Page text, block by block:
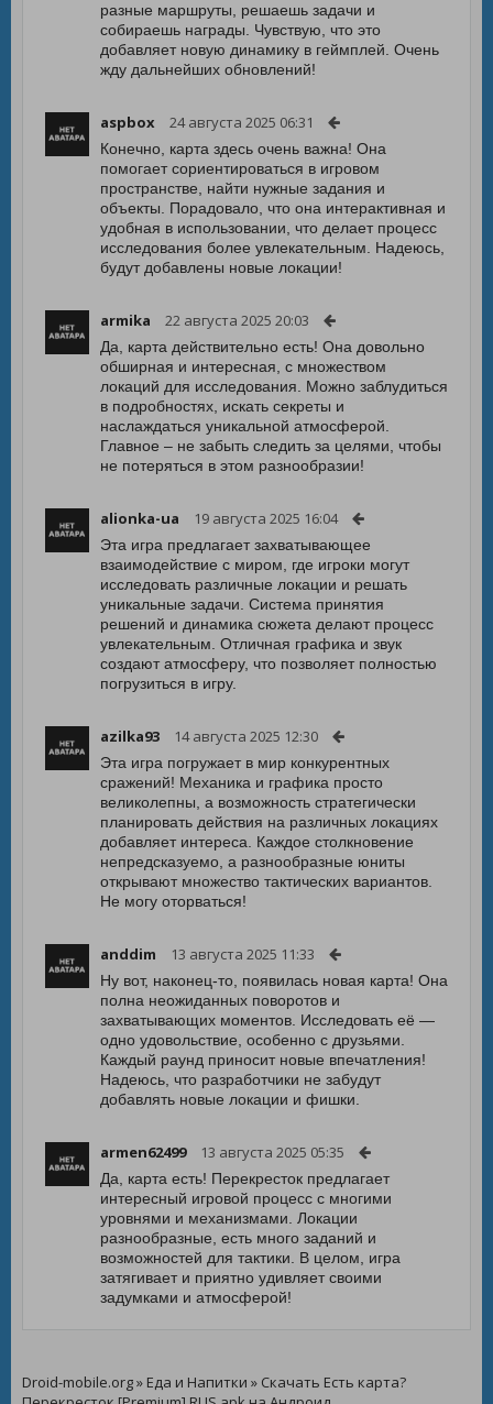
разные маршруты, решаешь задачи и
собираешь награды. Чувствую, что это
добавляет новую динамику в геймплей. Очень
жду дальнейших обновлений!
aspbox 24 августа 2025 06:31
Конечно, карта здесь очень важна! Она
помогает сориентироваться в игровом
пространстве, найти нужные задания и
объекты. Порадовало, что она интерактивная и
удобная в использовании, что делает процесс
исследования более увлекательным. Надеюсь,
будут добавлены новые локации!
armika 22 августа 2025 20:03
Да, карта действительно есть! Она довольно
обширная и интересная, с множеством
локаций для исследования. Можно заблудиться
в подробностях, искать секреты и
наслаждаться уникальной атмосферой.
Главное – не забыть следить за целями, чтобы
не потеряться в этом разнообразии!
alionka-ua 19 августа 2025 16:04
Эта игра предлагает захватывающее
взаимодействие с миром, где игроки могут
исследовать различные локации и решать
уникальные задачи. Система принятия
решений и динамика сюжета делают процесс
увлекательным. Отличная графика и звук
создают атмосферу, что позволяет полностью
погрузиться в игру.
azilka93 14 августа 2025 12:30
Эта игра погружает в мир конкурентных
сражений! Механика и графика просто
великолепны, а возможность стратегически
планировать действия на различных локациях
добавляет интереса. Каждое столкновение
непредсказуемо, а разнообразные юниты
открывают множество тактических вариантов.
Не могу оторваться!
anddim 13 августа 2025 11:33
Ну вот, наконец-то, появилась новая карта! Она
полна неожиданных поворотов и
захватывающих моментов. Исследовать её —
одно удовольствие, особенно с друзьями.
Каждый раунд приносит новые впечатления!
Надеюсь, что разработчики не забудут
добавлять новые локации и фишки.
armen62499 13 августа 2025 05:35
Да, карта есть! Перекресток предлагает
интересный игровой процесс с многими
уровнями и механизмами. Локации
разнообразные, есть много заданий и
возможностей для тактики. В целом, игра
затягивает и приятно удивляет своими
задумками и атмосферой!
Droid-mobile.org» Еда и Напитки » Скачать Есть карта?